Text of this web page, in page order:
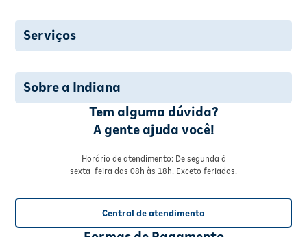
Serviços
Sobre a Indiana
Tem alguma dúvida?
A gente ajuda você!
Horário de atendimento: De segunda à
sexta-feira das 08h às 18h. Exceto feriados.
Central de atendimento